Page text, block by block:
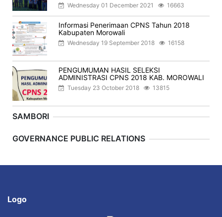
Wednesday 01 December 2021 16663
Informasi Penerimaan CPNS Tahun 2018
Kabupaten Morowali
Wednesday 19 September 2018 16158
PENGUMUMAN HASIL SELEKSI
ADMINISTRASI CPNS 2018 KAB. MOROWALI
Tuesday 23 October 2018 13815
SAMBORI
Previous
GOVERNANCE PUBLIC RELATIONS
Logo